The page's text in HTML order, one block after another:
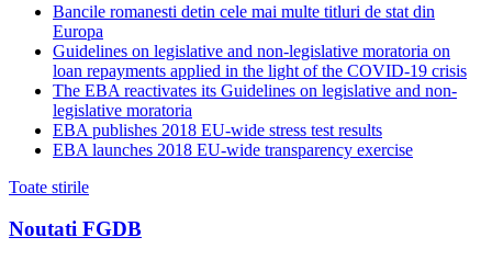
Bancile romanesti detin cele mai multe titluri de stat din
Europa
Guidelines on legislative and non-legislative moratoria on
loan repayments applied in the light of the COVID-19 crisis
The EBA reactivates its Guidelines on legislative and non-
legislative moratoria
EBA publishes 2018 EU-wide stress test results
EBA launches 2018 EU-wide transparency exercise
Toate stirile
Noutati FGDB